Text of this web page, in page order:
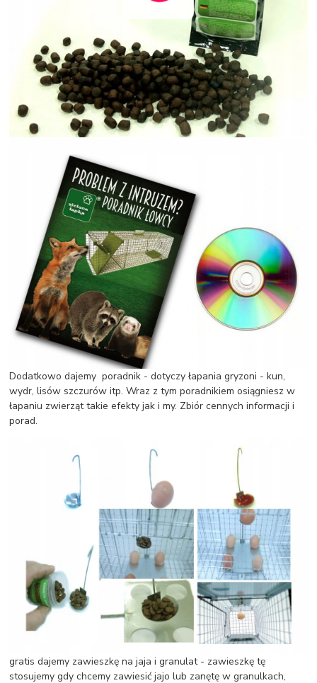
Dodatkowo dajemy poradnik - dotyczy łapania gryzoni - kun,
wydr, lisów szczurów itp. Wraz z tym poradnikiem osiągniesz w
łapaniu zwierząt takie efekty jak i my. Zbiór cennych informacji i
porad.
gratis dajemy zawieszkę na jaja i granulat - zawieszkę tę
stosujemy gdy chcemy zawiesić jajo lub zanętę w granulkach,